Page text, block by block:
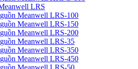
LRS
Meanwell LRS-100
Meanwell LRS-150
Meanwell LRS-200
Meanwell LRS-35
Meanwell LRS-350
Meanwell LRS-450
Meanwell LRS-50